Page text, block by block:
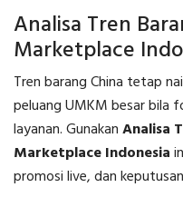
Analisa Tren
Marketplace
Tren barang China tetap
peluang UMKM besar bila
layanan. GunakanAnalisa
Marketplace Indonesia
promosi live, dan